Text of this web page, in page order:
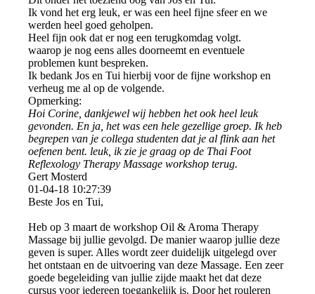
Ik vond het erg leuk, er was een heel fijne sfeer en we
werden heel goed geholpen.
Heel fijn ook dat er nog een terugkomdag volgt.
waarop je nog eens alles doorneemt en eventuele
problemen kunt bespreken.
Ik bedank Jos en Tui hierbij voor de fijne workshop en
verheug me al op de volgende.
Opmerking:
Hoi Corine, dankjewel wij hebben het ook heel leuk
gevonden. En ja, het was een hele gezellige groep. Ik heb
begrepen van je collega studenten dat je al flink aan het
oefenen bent. leuk, ik zie je graag op de Thai Foot
Reflexology Therapy Massage workshop terug.
Gert Mosterd
01-04-18 10:27:39
Beste Jos en Tui,
Heb op 3 maart de workshop Oil & Aroma Therapy
Massage bij jullie gevolgd. De manier waarop jullie deze
geven is super. Alles wordt zeer duidelijk uitgelegd over
het ontstaan en de uitvoering van deze Massage. Een zeer
goede begeleiding van jullie zijde maakt het dat deze
cursus voor iedereen toegankelijk is. Door het rouleren